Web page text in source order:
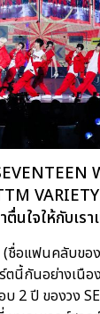
VARIETY
นใจให้กับเร
(ชื่อแฟนคลับขอ
ร์ตนี้กันอย่างเนื
2 ปี ของวง